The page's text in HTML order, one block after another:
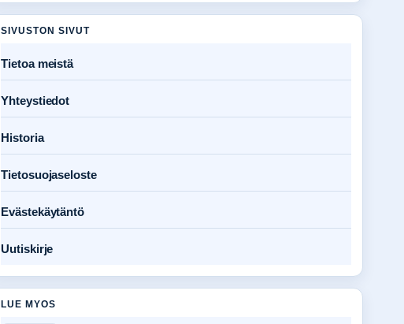
SIVUSTON SIVUT
Tietoa meistä
Yhteystiedot
Historia
Tietosuojaseloste
Evästekäytäntö
Uutiskirje
LUE MYOS